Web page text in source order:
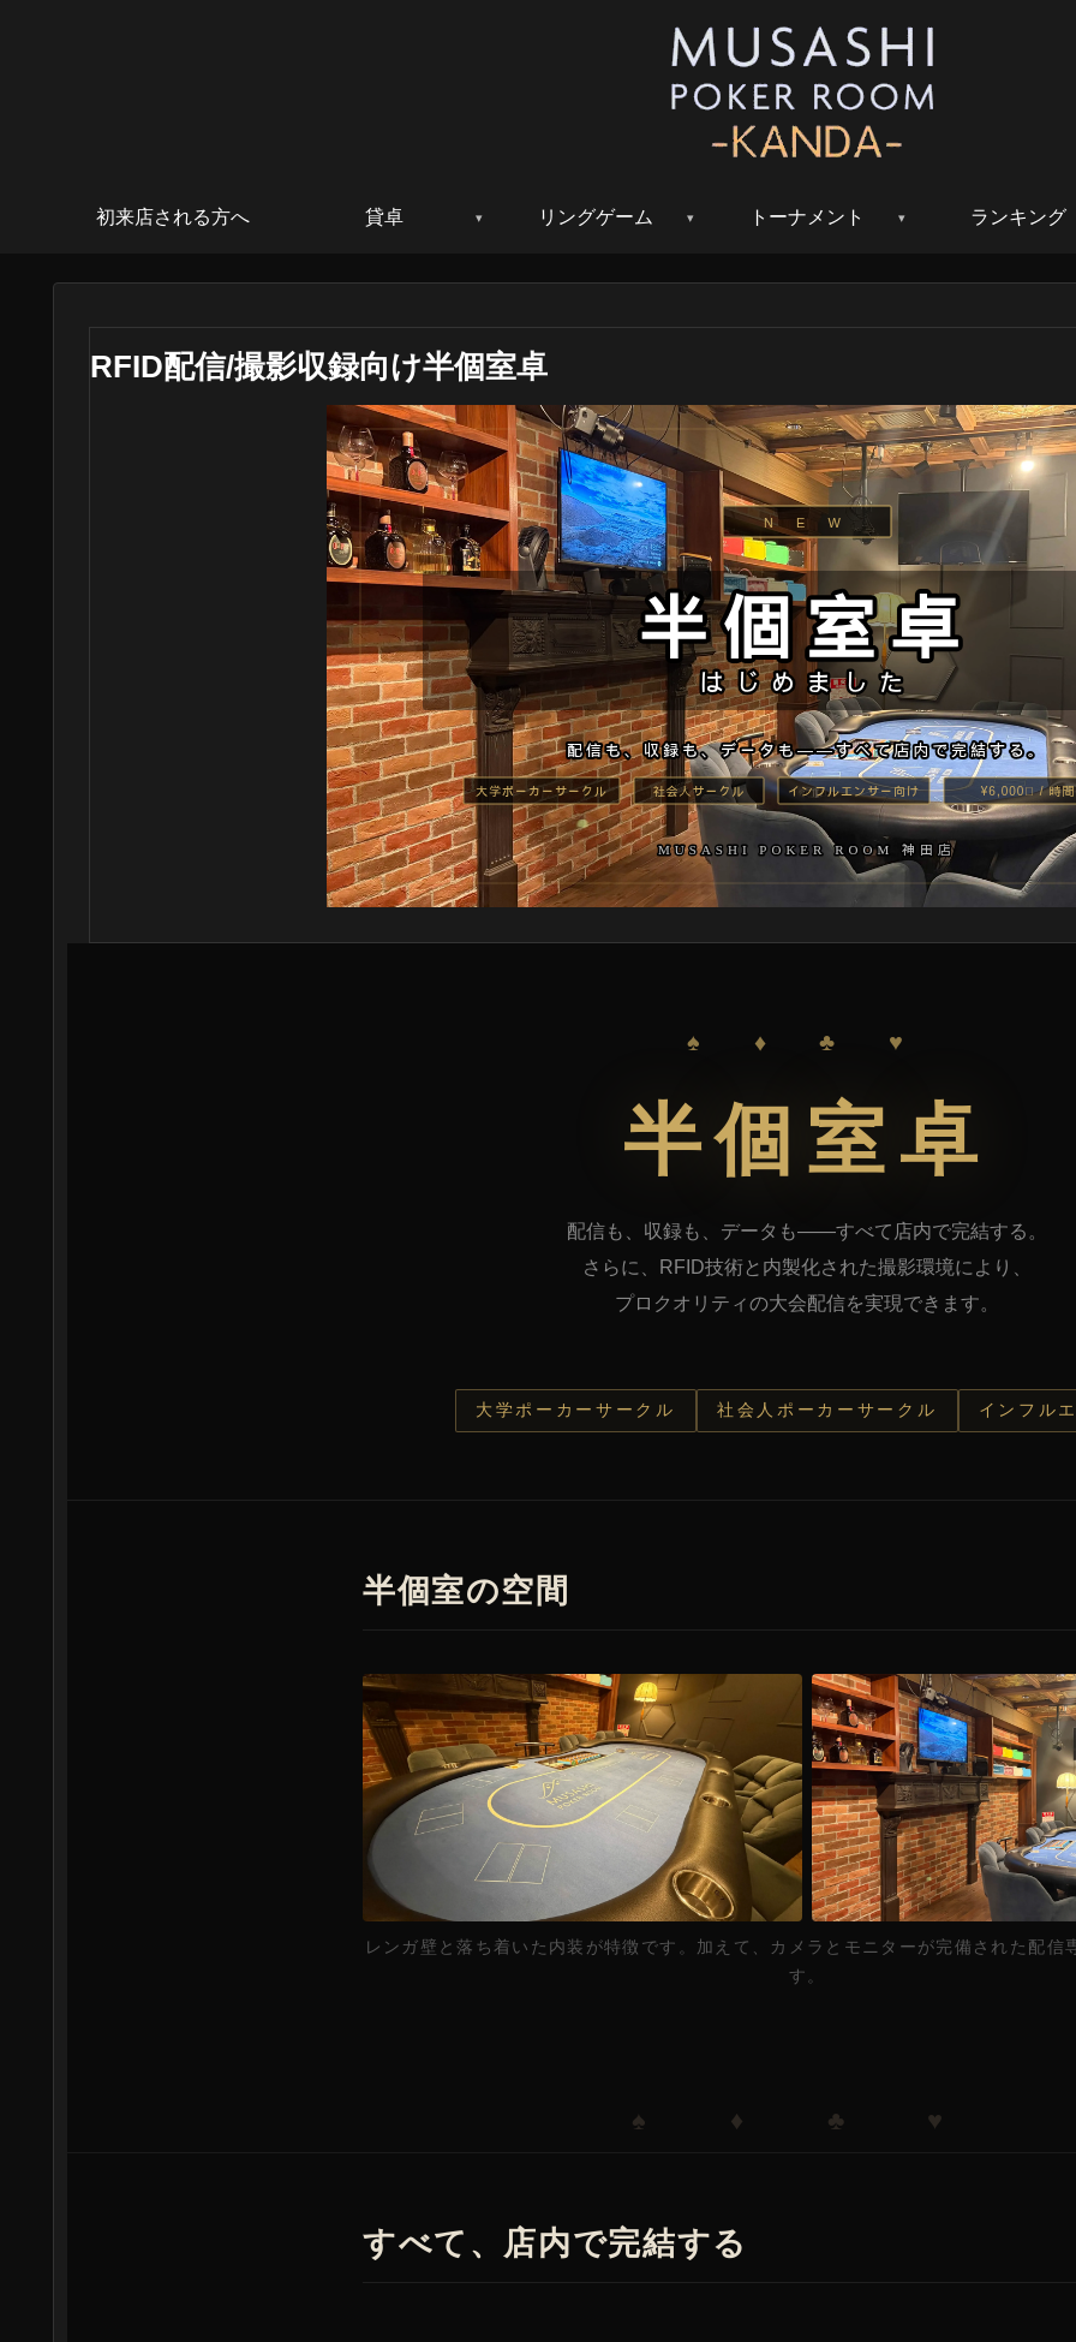
初来店される方へ 貸卓 リングゲーム トーナメント ランキング
RFID配信/撮影収録向け半個室卓
♠ ♦ ♣ ♥
半個室卓
配信も、収録も、データも——すべて店内で完結する。
さらに、RFID技術と内製化された撮影環境により、
プロクオリティの大会配信を実現できます。
大学ポーカーサークル 社会人ポーカーサークル インフル
半個室の空間
レンガ壁と落ち着いた内装が特徴です。加えて、カメラとモニターが完備された配信
す。
♠ ♦ ♣ ♥
すべて、店内で完結する